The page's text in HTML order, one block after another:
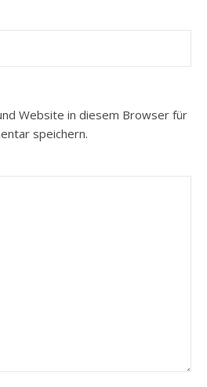
Website in diesem Browser für
speichern.